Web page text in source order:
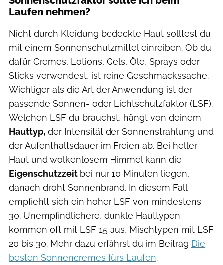
Laufen nehmen?
Nicht durch Kleidung bedeckte Haut solltest du
mit einem Sonnenschutzmittel einreiben. Ob du
dafür Cremes, Lotions, Gels, Öle, Sprays oder
Sticks verwendest, ist reine Geschmackssache.
Wichtiger als die Art der Anwendung ist der
passende Sonnen- oder Lichtschutzfaktor (LSF).
Welchen LSF du brauchst, hängt von deinem
Hauttyp, der Intensität der Sonnenstrahlung und
der Aufenthaltsdauer im Freien ab. Bei heller
Haut und wolkenlosem Himmel kann die
Eigenschutzzeit bei nur 10 Minuten liegen,
danach droht Sonnenbrand. In diesem Fall
empfiehlt sich ein hoher LSF von mindestens
30. Unempfindlichere, dunkle Hauttypen
kommen oft mit LSF 15 aus, Mischtypen mit LSF
20 bis 30. Mehr dazu erfährst du im Beitrag Die
besten Sonnencremes fürs Laufen.